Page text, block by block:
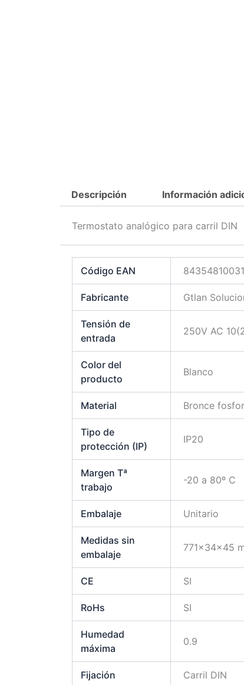
Descripción Información
Termostato analógico para carril DIN
Código EAN
Fabricante Gtlan
Tensión de
entrada
250V AC
Color del
producto
Blanco
Material Bronce
Tipo de
protección (IP)
IP20
Margen Tª
trabajo
-20 a 80º C
Embalaje Unitario
Medidas sin
embalaje
771x34x45
CE SI
RoHs SI
Humedad
máxima
0.9
Fijación Carril DIN